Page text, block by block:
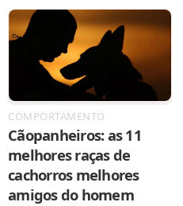
COMPORTAMENTO
Cãopanheiros: as 11
melhores raças de
cachorros melhores
amigos do homem